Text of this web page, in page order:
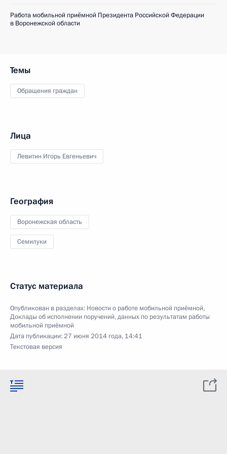
Работа мобильной приёмной Президента Российской Федерации
в Воронежской области
Темы
Обращения граждан
Лица
Левитин Игорь Евгеньевич
География
Воронежская область
Семилуки
Статус материала
Опубликован в разделах: Новости о работе мобильной приёмной,
Доклады об исполнении поручений, данных по результатам работы
мобильной приёмной
Дата публикации:27 июня 2014 года, 14:41
Текстовая версия